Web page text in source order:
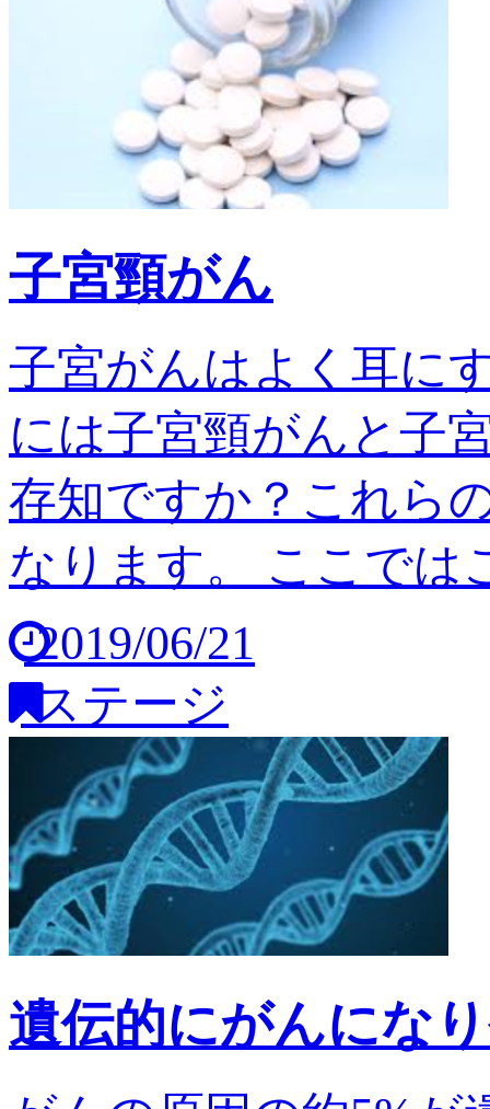
子宮頸がん
子宮がんはよく耳に
には子宮頸がんと子
存知ですか？これら
なります。 ここでは
2019/06/21
ステージ
遺伝的にがんにな